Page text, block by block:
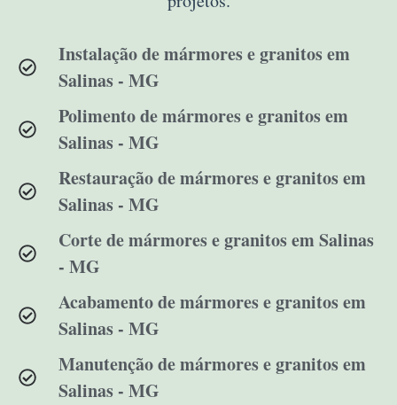
Instalação de mármores e granitos em
Salinas - MG
Polimento de mármores e granitos em
Salinas - MG
Restauração de mármores e granitos em
Salinas - MG
Corte de mármores e granitos em Salinas
- MG
Acabamento de mármores e granitos em
Salinas - MG
Manutenção de mármores e granitos em
Salinas - MG